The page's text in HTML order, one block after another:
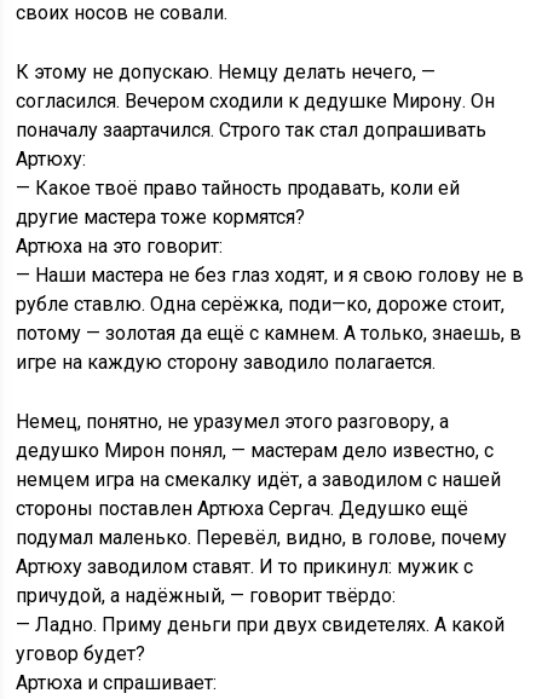
своих носов не совали.
К этому не допускаю. Немцу делать нечего, —
согласился. Вечером сходили к дедушке Мирону. Он
поначалу заартачился. Строго так стал допрашивать
Артюху:
— Какое твоё право тайность продавать, коли ей
другие мастера тоже кормятся?
Артюха на это говорит:
— Наши мастера не без глаз ходят, и я свою голову не в
рубле ставлю. Одна серёжка, поди—ко, дороже стоит,
потому — золотая да ещё с камнем. А только, знаешь, в
игре на каждую сторону заводило полагается.
Немец, понятно, не уразумел этого разговору, а
дедушко Мирон понял, — мастерам дело известно, с
немцем игра на смекалку идёт, а заводилом с нашей
стороны поставлен Артюха Сергач. Дедушко ещё
подумал маленько. Перевёл, видно, в голове, почему
Артюху заводилом ставят. И то прикинул: мужик с
причудой, а надёжный, — говорит твёрдо:
— Ладно. Приму деньги при двух свидетелях. А какой
уговор будет?
Артюха и спрашивает: